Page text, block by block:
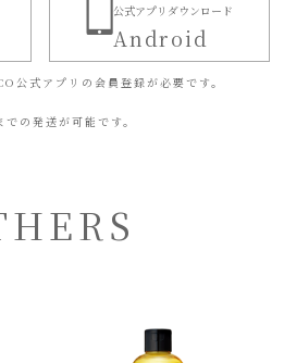
公式アプリダウンロード
Android
公式アプリの会員登録が必要です。
の発送が可能です。